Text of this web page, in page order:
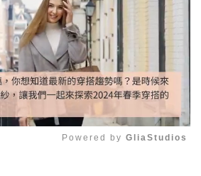
Powered by GliaStudios